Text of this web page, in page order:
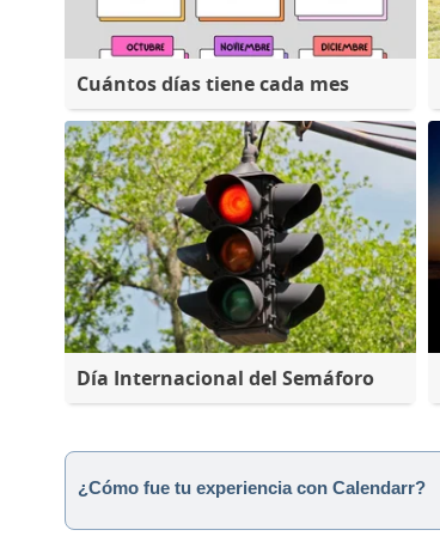
Cuántos días tiene cada mes
Día Internacional del Semáforo
¿Cómo fue tu experiencia con Calendarr?